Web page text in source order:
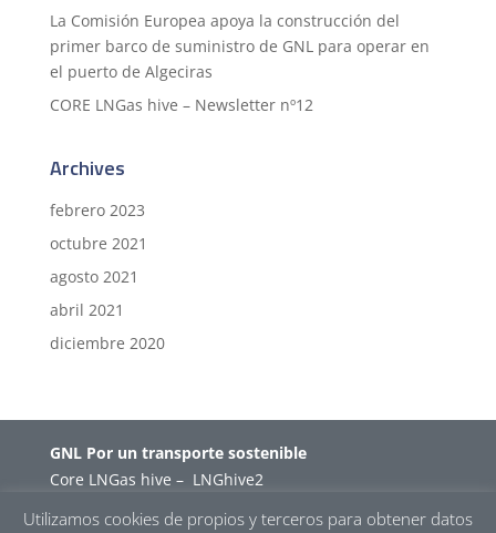
La Comisión Europea apoya la construcción del
primer barco de suministro de GNL para operar en
el puerto de Algeciras
CORE LNGas hive – Newsletter nº12
Archives
febrero 2023
octubre 2021
agosto 2021
abril 2021
diciembre 2020
GNL Por un transporte sostenible
Core LNGas hive – LNGhive2
Utilizamos cookies de propios y terceros para obtener datos